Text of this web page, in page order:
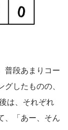
普段あまりコー
したものの、
は、それぞれ
、「あー、そん